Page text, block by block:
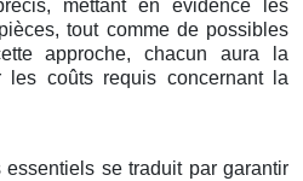
mettant en évidence les
tout comme de possibles
approche, chacun aura la
coûts requis concernant la
essentiels se traduit par garantir